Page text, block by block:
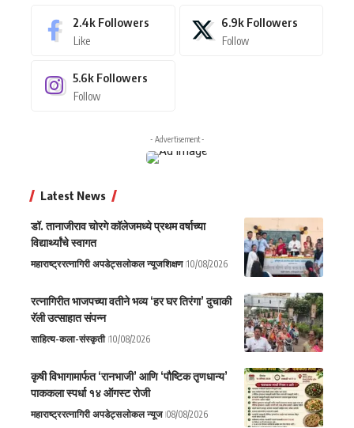
2.4k Followers
Like
6.9k Followers
Follow
5.6k Followers
Follow
- Advertisement -
Latest News
डॉ. तानाजीराव चोरगे कॉलेजमध्ये प्रथम वर्षाच्या
विद्यार्थ्यांचे स्वागत
महाराष्ट्ररत्नागिरी अपडेट्सलोकल न्यूजशिक्षण 10/08/2026
रत्नागिरीत भाजपच्या वतीने भव्य ‘हर घर तिरंगा’ दुचाकी
रॅली उत्साहात संपन्न
साहित्य-कला-संस्कृती 10/08/2026
कृषी विभागामार्फत ‘रानभाजी’ आणि ‘पौष्टिक तृणधान्य’
पाककला स्पर्धा १४ ऑगस्ट रोजी
महाराष्ट्ररत्नागिरी अपडेट्सलोकल न्यूज 08/08/2026